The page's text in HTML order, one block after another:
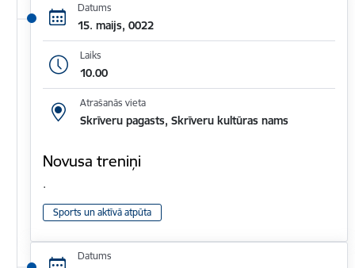
Datums
15. maijs, 0022
Laiks
10.00
Atrašanās vieta
Skrīveru pagasts, Skrīveru kultūras nams
Novusa treniņi
.
Sports un aktīvā atpūta
Datums